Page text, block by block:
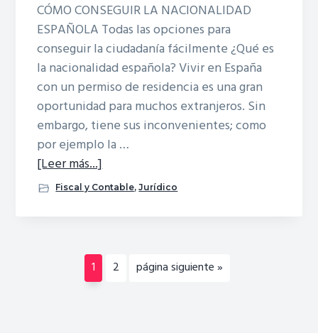
CÓMO CONSEGUIR LA NACIONALIDAD
ESPAÑOLA Todas las opciones para
conseguir la ciudadanía fácilmente ¿Qué es
la nacionalidad española? Vivir en España
con un permiso de residencia es una gran
oportunidad para muchos extranjeros. Sin
embargo, tiene sus inconvenientes; como
por ejemplo la …
[Leer más...]acerca
deNacionalidad
Fiscal y Contable,Jurídico
Página
1 Página
2
Ir
página siguiente »